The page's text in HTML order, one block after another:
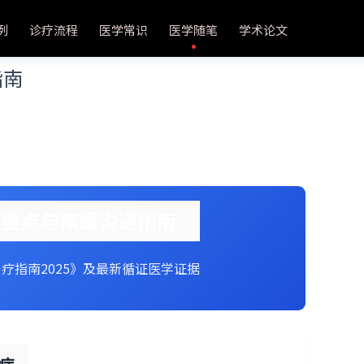
诊疗流程 医学常识 医学随笔 学术论文
指南2025》及最新循证医学证据